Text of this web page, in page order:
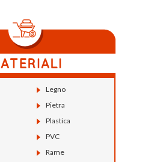
Legno
Pietra
Plastica
PVC
Rame